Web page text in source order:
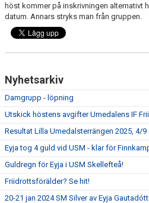
KLUBBINFORMATION
LÄNKAR
höst kommer på inskrivningen alternativt
datum. Annars stryks man från gruppen.
Nyhetsarkiv
Damgrupp - löpning
Utskick höstens avgifter Umedalens IF
Resultat Lilla Umedalsterrängen 2025, 4/9
Eyja tog 4 guld vid USM - klar för
Guldregn för Eyja i USM Skellefteå!
Friidrottsförälder? Se hit!
20-21 jan 2024 SM Silver av Eyja